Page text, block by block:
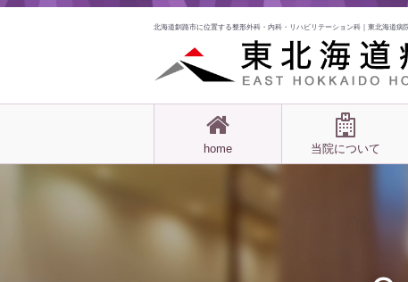
北海道釧路市に位置する整形外科・内科・リハビリテーション科｜東北海道病
home 当院について